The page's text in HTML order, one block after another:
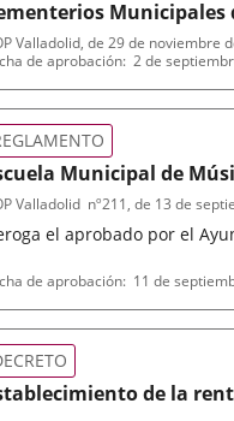
Municipales
Reglamento
Valladolid, de 29 de noviembre
de aprobación 2 de
Municipal de
el aprobado por el
Valladolid nº211, de 13 de
de aprobación 11 de
de la